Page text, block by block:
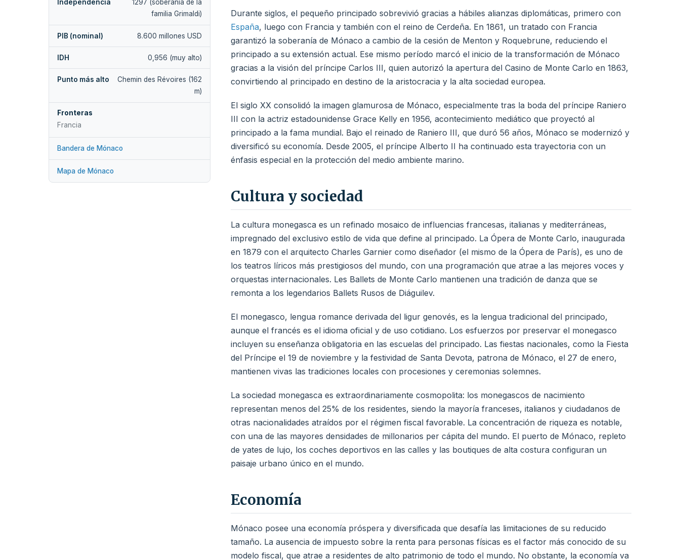
Independencia
1297 (soberanía de la
familia Grimaldi)
PIB (nominal) 8.600 millones USD
IDH 0,956 (muy alto)
Punto más alto
Chemin des Révoires (162
m)
Fronteras
Francia
Bandera de Mónaco
Mapa de Mónaco
Durante siglos, el pequeño principado sobrevivió gracias a hábiles alianzas diplomáticas, primero con
España, luego con Francia y también con el reino de Cerdeña. En 1861, un tratado con Francia
garantizó la soberanía de Mónaco a cambio de la cesión de Menton y Roquebrune, reduciendo el
principado a su extensión actual. Ese mismo período marcó el inicio de la transformación de Mónaco
gracias a la visión del príncipe Carlos III, quien autorizó la apertura del Casino de Monte Carlo en 1863,
convirtiendo al principado en destino de la aristocracia y la alta sociedad europea.
El siglo XX consolidó la imagen glamurosa de Mónaco, especialmente tras la boda del príncipe Raniero
III con la actriz estadounidense Grace Kelly en 1956, acontecimiento mediático que proyectó al
principado a la fama mundial. Bajo el reinado de Raniero III, que duró 56 años, Mónaco se modernizó y
diversificó su economía. Desde 2005, el príncipe Alberto II ha continuado esta trayectoria con un
énfasis especial en la protección del medio ambiente marino.
Cultura y sociedad
La cultura monegasca es un refinado mosaico de influencias francesas, italianas y mediterráneas,
impregnado del exclusivo estilo de vida que define al principado. La Ópera de Monte Carlo, inaugurada
en 1879 con el arquitecto Charles Garnier como diseñador (el mismo de la Ópera de París), es uno de
los teatros líricos más prestigiosos del mundo, con una programación que atrae a las mejores voces y
orquestas internacionales. Les Ballets de Monte Carlo mantienen una tradición de danza que se
remonta a los legendarios Ballets Rusos de Diáguilev.
El monegasco, lengua romance derivada del ligur genovés, es la lengua tradicional del principado,
aunque el francés es el idioma oficial y de uso cotidiano. Los esfuerzos por preservar el monegasco
incluyen su enseñanza obligatoria en las escuelas del principado. Las fiestas nacionales, como la Fiesta
del Príncipe el 19 de noviembre y la festividad de Santa Devota, patrona de Mónaco, el 27 de enero,
mantienen vivas las tradiciones locales con procesiones y ceremonias solemnes.
La sociedad monegasca es extraordinariamente cosmopolita: los monegascos de nacimiento
representan menos del 25% de los residentes, siendo la mayoría franceses, italianos y ciudadanos de
otras nacionalidades atraídos por el régimen fiscal favorable. La concentración de riqueza es notable,
con una de las mayores densidades de millonarios per cápita del mundo. El puerto de Mónaco, repleto
de yates de lujo, los coches deportivos en las calles y las boutiques de alta costura configuran un
paisaje urbano único en el mundo.
Economía
Mónaco posee una economía próspera y diversificada que desafía las limitaciones de su reducido
tamaño. La ausencia de impuesto sobre la renta para personas físicas es el factor más conocido de su
modelo fiscal, que atrae a residentes de alto patrimonio de todo el mundo. No obstante, la economía va